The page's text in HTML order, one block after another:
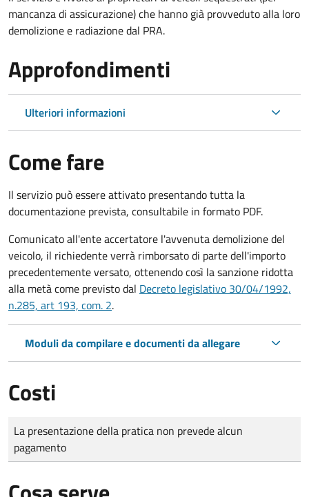
mancanza di assicurazione) che hanno già provveduto alla loro
demolizione e radiazione dal PRA.
Approfondimenti
Ulteriori informazioni
Come fare
Il servizio può essere attivato presentando tutta la
documentazione prevista, consultabile in formato PDF.
Comunicato all'ente accertatore l'avvenuta demolizione del
veicolo, il richiedente verrà rimborsato di parte dell'importo
precedentemente versato, ottenendo così la sanzione ridotta
alla metà come previsto dal Decreto legislativo 30/04/1992,
n.285, art 193, com. 2.
Moduli da compilare e documenti da allegare
Costi
Tipo di pagamento
Importo
La presentazione della pratica non prevede alcun
pagamento